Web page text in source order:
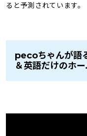
ると予測されています。
pecoちゃんが語
＆英語だけのホ